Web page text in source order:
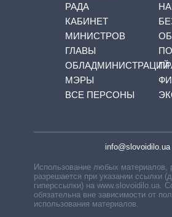
РАДА
КАБИНЕТ
МИНИСТРОВ
ГЛАВЫ
ОБЛАДМИНИСТРАЦИЙ
МЭРЫ
ВСЕ ПЕРСОНЫ
info@slovoidilo.ua
Использование любых материалов,
разрешается при указании ссылки
гиперссылки) на www.slovoidilo.ua.
обязательна вне зависимости от
использования материалов.